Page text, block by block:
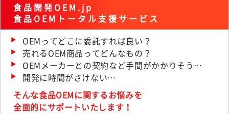
食品開発OEM.jp
食品OEMトータル支援サービス
OEMってどこに委託すれば良い？
売れるOEM商品ってどんなもの？
OEMメーカーとの契約など手間がかかりそう…
開発に時間がさけない…
そんな食品OEMに関するお悩みを
全面的にサポートいたします！